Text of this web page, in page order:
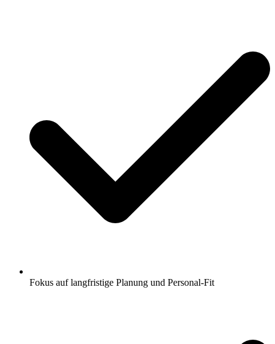
Fokus auf langfristige Planung und Personal-Fit